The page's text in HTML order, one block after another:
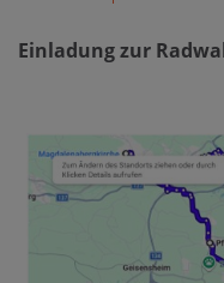
Einladung zur